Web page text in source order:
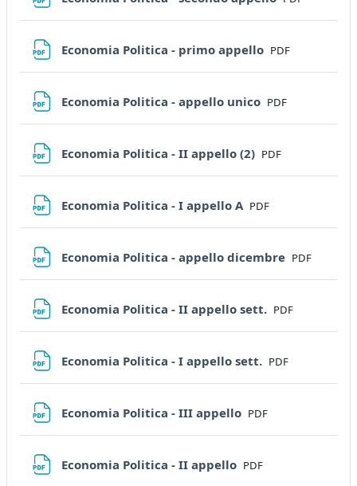
Economia Politica - primo appello File
PDF
Economia Politica - appello unico File
PDF
Economia Politica - II appello (2) File
PDF
Economia Politica - I appello A File
PDF
Economia Politica - appello dicembre File
PDF
Economia Politica - II appello sett. File
PDF
Economia Politica - I appello sett. File
PDF
Economia Politica - III appello File
PDF
Economia Politica - II appello File
PDF